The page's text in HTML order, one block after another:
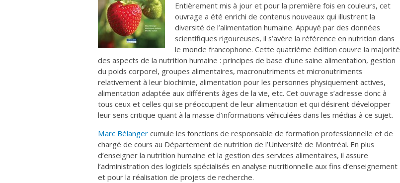
Entièrement mis à jour et pour la première fois en couleurs, cet
ouvrage a été enrichi de contenus nouveaux qui illustrent la
diversité de l’alimentation humaine. Appuyé par des données
scientifiques rigoureuses, il s’avère la référence en nutrition dans
le monde francophone. Cette quatrième édition couvre la majorité
des aspects de la nutrition humaine : principes de base d’une saine alimentation, gestion
du poids corporel, groupes alimentaires, macronutriments et micronutriments
relativement à leur biochimie, alimentation pour les personnes physiquement actives,
alimentation adaptée aux différents âges de la vie, etc. Cet ouvrage s’adresse donc à
tous ceux et celles qui se préoccupent de leur alimentation et qui désirent développer
leur sens critique quant à la masse d’informations véhiculées dans les médias à ce sujet.
Marc Bélanger cumule les fonctions de responsable de formation professionnelle et de
chargé de cours au Département de nutrition de l’Université de Montréal. En plus
d’enseigner la nutrition humaine et la gestion des services alimentaires, il assure
l’administration des logiciels spécialisés en analyse nutritionnelle aux fins d’enseignement
et pour la réalisation de projets de recherche.